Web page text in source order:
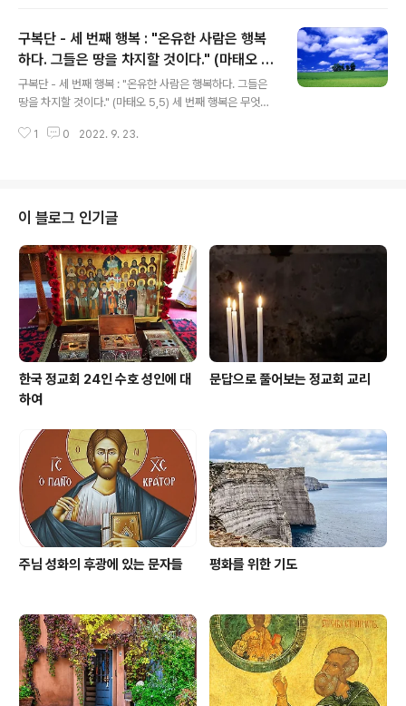
다."라고 말하듯이 예수 그리스도의 정의로움과 은총으로
써 죄인을 의롭게 한다는 뜻이다. 사도 바울로는 이렇게 말
하고 있다. "그러나 이제는 하느님께서 인간을 당신과 올바
른 관계에 놓아주시는 길이 드러났습니다. 그것은 율법과
는 아무 관계가 없습니다. 율법서와 예언서가 바로 이 사실
을 증명해 줍니다. 하느님께서는 믿는 사람이면 누구나 아
구복단 - 세 번째 행복 : "온유한 사람은 행복
하다. 그들은 땅을 차지할 것이다." (마태오 5,
5)
구복단 - 세 번째 행복 : "온유한 사람은 행복하다. 그들은
땅을 차지할 것이다." (마태오 5,5) 세 번째 행복은 무엇을
이다. 온유함은 무엇을 말하는 것인가? 다른 사람들에게 호
도 내적으로 동요되지 않고 사람들이나 하느님께 대하여
불평을 하지 않는다. 주님께서는 온유한 사람들에게 어떤
약속을 하셨는가? 땅을 차지하게 될 것이라는 것이다. 이
약속에 대하여 어떻게 생각해야 하는가? 그리스도인들에
게 약속하신 이것은 하나의 예언을 글로써 나타내신 것이
다. 왜냐하면 온유한 그리스도인들은..
1 0 2022. 9. 23.
이 블로그 인기글
한국 정교회 24인 수호 성인에 대
하여
문답으로 풀어보는 정교회 교리
주님 성화의 후광에 있는 문자들 평화를 위한 기도